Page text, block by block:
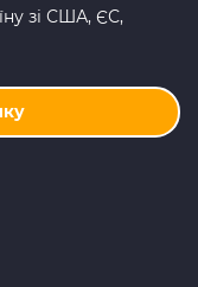
зі США, ЄС,